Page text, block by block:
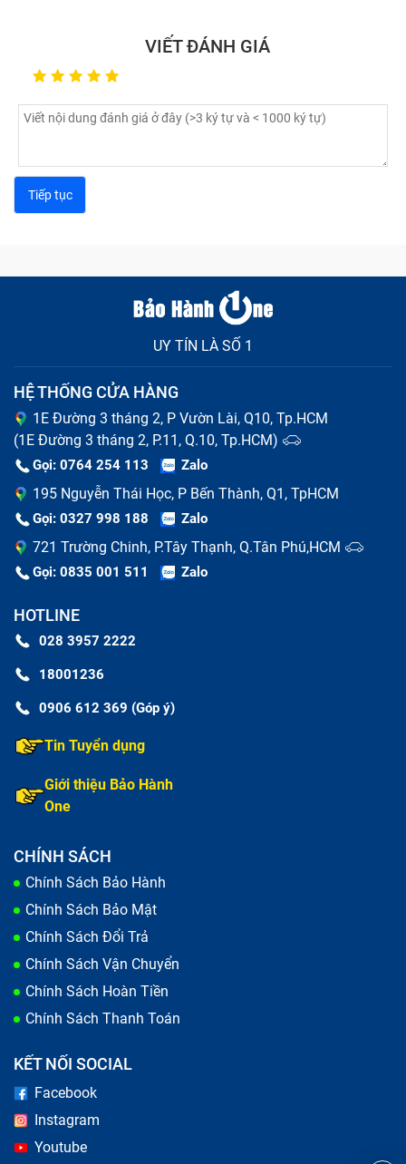
VIẾT ĐÁNH GIÁ
UY TÍN LÀ SỐ 1
HỆ THỐNG CỬA HÀNG
1E Đường 3 tháng 2, P Vườn Lài, Q10, Tp.HCM
(1E Đường 3 tháng 2, P.11, Q.10, Tp.HCM)
Gọi: 0764 254 113 Zalo
195 Nguyễn Thái Học, P Bến Thành, Q1, TpHCM
Gọi: 0327 998 188 Zalo
721 Trường Chinh, P.Tây Thạnh, Q.Tân Phú,HCM
Gọi: 0835 001 511 Zalo
HOTLINE
028 3957 2222
18001236
0906 612 369 (Góp ý)
Tin Tuyển dụng
Giới thiệu Bảo Hành
One
CHÍNH SÁCH
Chính Sách Bảo Hành
Chính Sách Bảo Mật
Chính Sách Đổi Trả
Chính Sách Vận Chuyển
Chính Sách Hoàn Tiền
Chính Sách Thanh Toán
KẾT NỐI SOCIAL
Facebook
Instagram
Youtube